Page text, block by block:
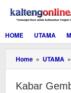
konten
HOME
UTAMA
Home » UTAMA »
Kabar